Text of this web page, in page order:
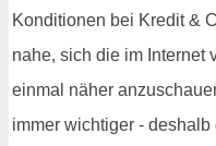
Konditionen bei Kredit &
nahe, sich die im Internet
einmal näher
immer wichtiger -